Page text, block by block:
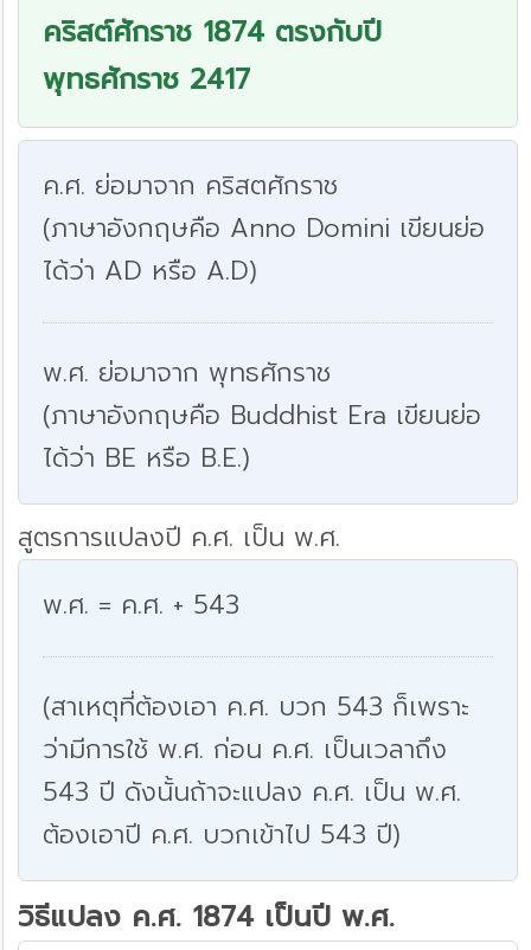
คริสต์ศักราช 1874 ตรงกับปี
พุทธศักราช 2417
ค.ศ. ย่อมาจาก คริสตศักราช
(ภาษาอังกฤษคือ Anno Domini เขียนย่อ
ได้ว่า AD หรือ A.D)
พ.ศ. ย่อมาจาก พุทธศักราช
(ภาษาอังกฤษคือ Buddhist Era เขียนย่อ
ได้ว่า BE หรือ B.E.)
สูตรการแปลงปี ค.ศ. เป็น พ.ศ.
พ.ศ. = ค.ศ. + 543
(สาเหตุที่ต้องเอา ค.ศ. บวก 543 ก็เพราะ
ว่ามีการใช้ พ.ศ. ก่อน ค.ศ. เป็นเวลาถึง
543 ปี ดังนั้นถ้าจะแปลง ค.ศ. เป็น พ.ศ.
ต้องเอาปี ค.ศ. บวกเข้าไป 543 ปี)
วิธีแปลง ค.ศ. 1874 เป็นปี พ.ศ.